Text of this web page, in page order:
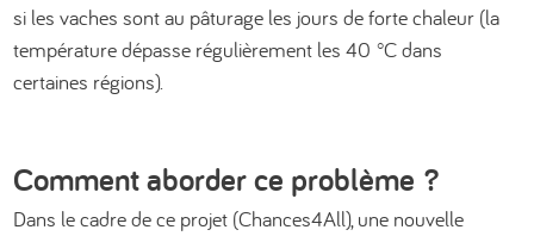
si les vaches sont au pâturage les jours de forte chaleur (la
température dépasse régulièrement les 40 °C dans
certaines régions).
Comment aborder ce problème ?
Dans le cadre de ce projet (Chances4All), une nouvelle